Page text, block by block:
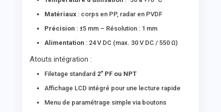
Matériaux : corps en PP, radar en PVDF
Précision : ±5 mm – Résolution : 1 mm
Alimentation : 24 V DC (max. 30 V DC / 550 Ω)
Atouts intégration :
Filetage standard 2” PF ou NPT
Affichage LCD intégré pour une lecture rapide
Menu de paramétrage simple via boutons